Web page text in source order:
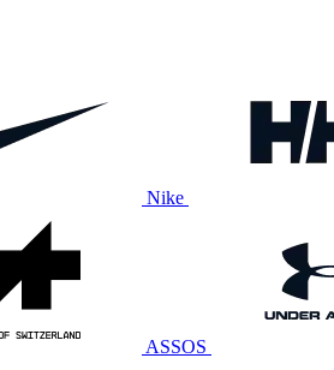
Nike
ASSOS